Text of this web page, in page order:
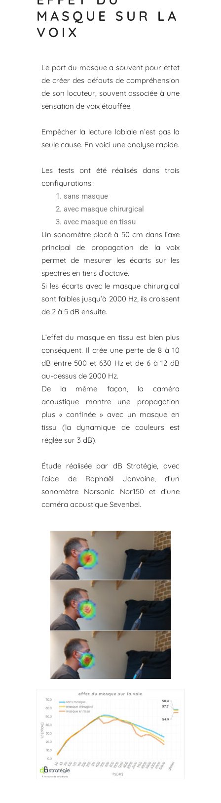
MASQUE SUR LA
VOIX
Le port du masque a souvent pour effet
de créer des défauts de compréhension
de son locuteur, souvent associée à une
sensation de voix étouffée.
Empêcher la lecture labiale n’est pas la
seule cause. En voici une analyse rapide.
Les tests ont été réalisés dans trois
configurations :
sans masque
avec masque chirurgical
avec masque en tissu
Un sonomètre placé à 50 cm dans l’axe
principal de propagation de la voix
permet de mesurer les écarts sur les
spectres en tiers d’octave.
Si les écarts avec le masque chirurgical
sont faibles jusqu’à 2000 Hz, ils croissent
de 2 à 5 dB ensuite.
L’effet du masque en tissu est bien plus
conséquent. Il crée une perte de 8 à 10
dB entre 500 et 630 Hz et de 6 à 12 dB
au-dessus de 2000 Hz.
De la même façon, la caméra
acoustique montre une propagation
plus « confinée » avec un masque en
tissu (la dynamique de couleurs est
réglée sur 3 dB).
Étude réalisée par dB Stratégie, avec
l’aide de Raphaël Janvoine, d’un
sonomètre Norsonic Nor150 et d’une
caméra acoustique Sevenbel.